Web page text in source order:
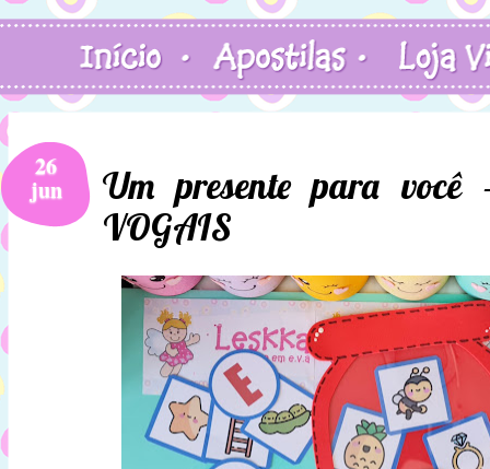
26
jun
Um presente para
VOGAIS